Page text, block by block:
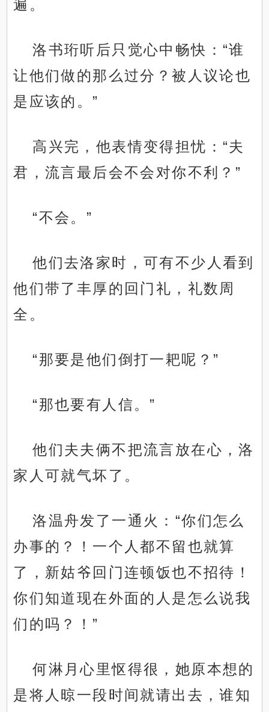
遍。
洛书珩听后只觉心中畅快：“谁
让他们做的那么过分？被人议论也
是应该的。”
高兴完，他表情变得担忧：“夫
君，流言最后会不会对你不利？”
“不会。”
他们去洛家时，可有不少人看到
他们带了丰厚的回门礼，礼数周
全。
“那要是他们倒打一耙呢？”
“那也要有人信。”
他们夫夫俩不把流言放在心，洛
家人可就气坏了。
洛温舟发了一通火：“你们怎么
办事的？！一个人都不留也就算
了，新姑爷回门连顿饭也不招待！
你们知道现在外面的人是怎么说我
们的吗？！”
何淋月心里怄得很，她原本想的
是将人晾一段时间就请出去，谁知